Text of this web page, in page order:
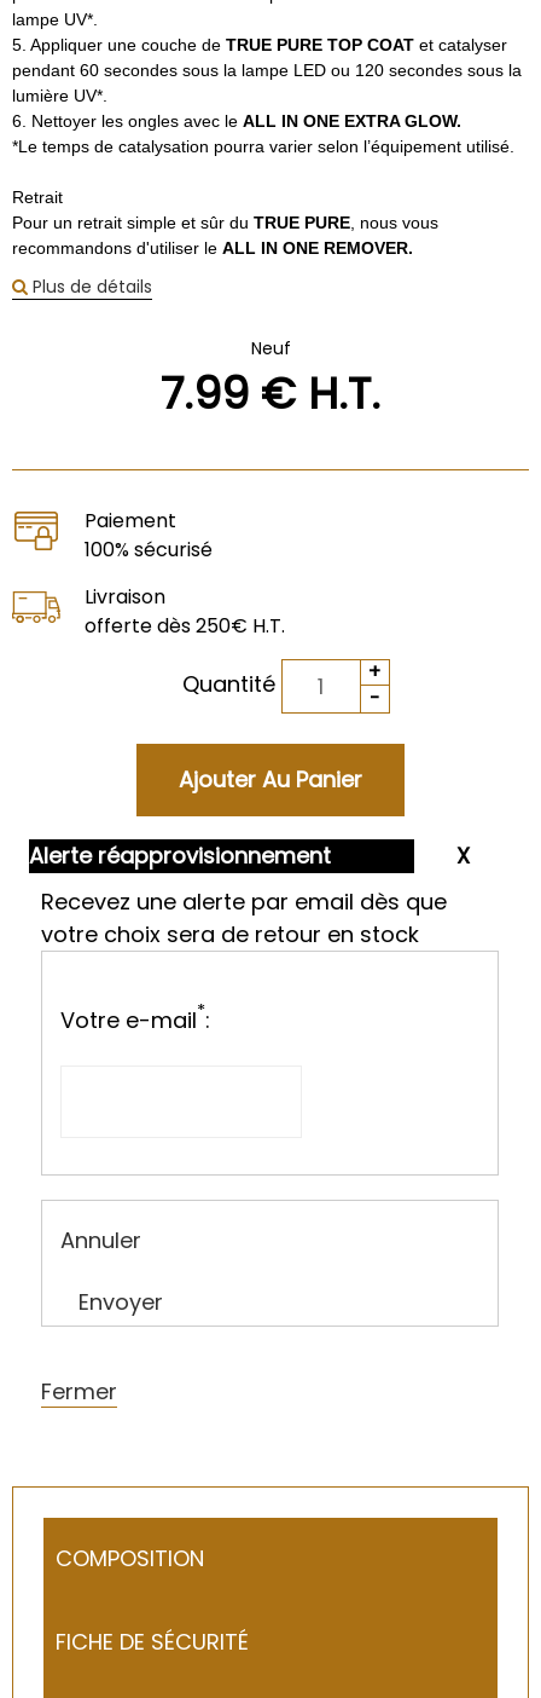
lampe UV*.
5. Appliquer une couche de TRUE PURE TOP COAT et catalyser
pendant 60 secondes sous la lampe LED ou 120 secondes sous la
lumière UV*.
6. Nettoyer les ongles avec le ALL IN ONE EXTRA GLOW.
*Le temps de catalysation pourra varier selon l’équipement utilisé.
Retrait
Pour un retrait simple et sûr du TRUE PURE, nous vous
recommandons d'utiliser le ALL IN ONE REMOVER.
Plus de détails
Neuf
7.99 € H.T.
Paiement
100% sécurisé
Livraison
offerte dès 250€ H.T.
Quantité
Alerte réapprovisionnement
Recevez une alerte par email dès que
votre choix sera de retour en stock
Votre e-mail*:
Annuler
Envoyer
Fermer
COMPOSITION
FICHE DE SÉCURITÉ